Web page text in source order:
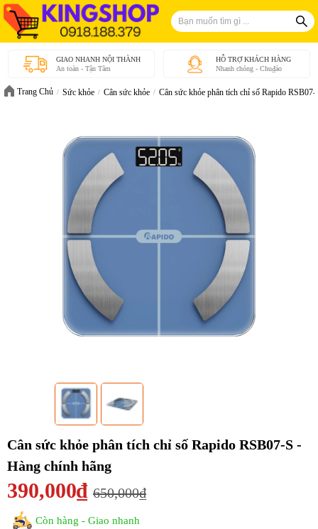
GIAO NHANH NỘI THÀNH
An toàn - Tận Tâm
HỖ TRỢ KHÁCH HÀNG
Nhanh chóng - Chu₫áo
Trang Chủ Sức khỏe Cân sức khỏe Cân sức khỏe phân tích chỉ số Rapido
Cân sức khỏe phân tích chỉ số Rapido RSB07-S -
Hàng chính hãng
390,000₫ 650,000₫
Còn hàng - Giao nhanh